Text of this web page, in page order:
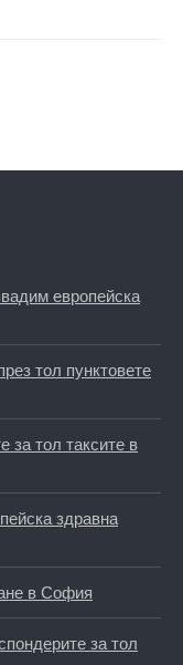
европейска
тол пунктовете
за тол таксите в
здравна
в София
за тол